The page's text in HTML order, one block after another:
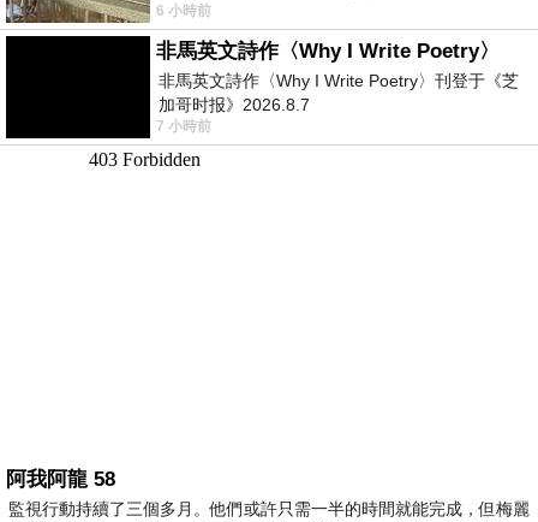
顧都會去看一下。他們偶爾會引進 C
6 小時前
非馬英文詩作〈Why I Write Poetry〉
非馬英文詩作〈Why I Write Poetry〉刊登于《芝
加哥时报》2026.8.7
7 小時前
阿我阿龍 58
監視行動持續了三個多月。他們或許只需一半的時間就能完成，但梅麗